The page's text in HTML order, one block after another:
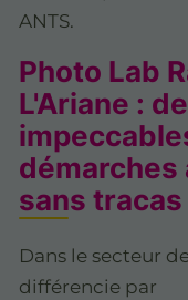
ANTS.
Photo Lab
L'Ariane :
sans tracas
Dans le secteur
différencie par